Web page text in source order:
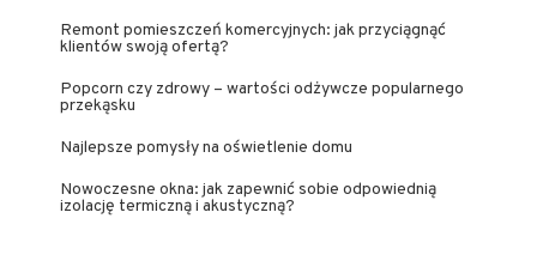
Remont pomieszczeń komercyjnych: jak przyciągnąć
klientów swoją ofertą?
Popcorn czy zdrowy – wartości odżywcze popularnego
przekąsku
Najlepsze pomysły na oświetlenie domu
Nowoczesne okna: jak zapewnić sobie odpowiednią
izolację termiczną i akustyczną?